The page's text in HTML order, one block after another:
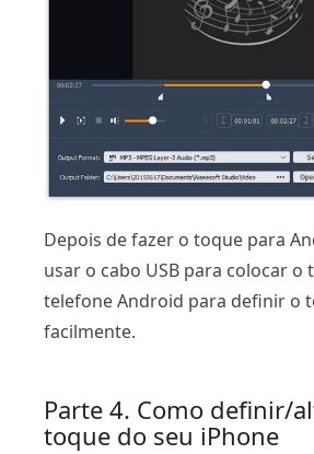
Depois de fazer o toque para
usar o cabo USB para colocar o
telefone Android para definir o
facilmente.
Parte 4. Como definir/
toque do seu iPhone